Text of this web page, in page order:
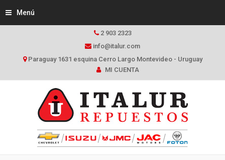
Menú
2 903 2323
info@italur.com
Paraguay 1631 esquina Cerro Largo Montevideo - Uruguay
MI CUENTA